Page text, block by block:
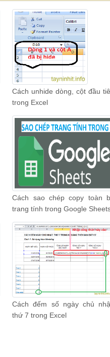
Cách unhide dòng, cột đầu
trong Excel
Cách sao chép copy toàn
trang tính trong Google
Cách đếm số ngày chủ
thứ 7 trong Excel